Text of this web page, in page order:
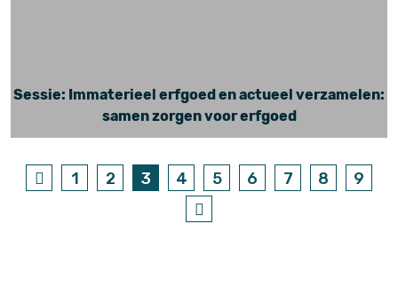
Sessie: Immaterieel erfgoed en actueel verzamelen:
samen zorgen voor erfgoed
1 2 3 4 5 6 7 8 9